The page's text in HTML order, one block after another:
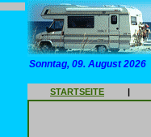
Sonntag, 09. August 2026
STARTSEITE |